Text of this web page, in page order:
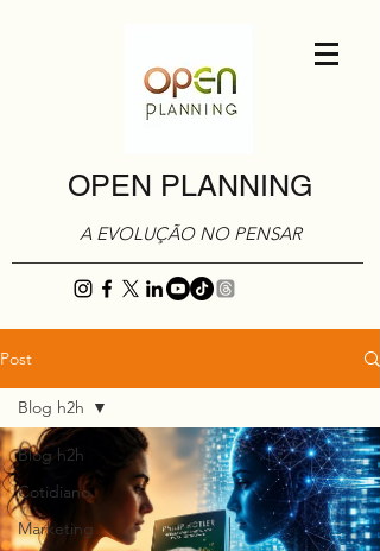
OPEN PLANNING
A EVOLUÇÃO NO PENSAR
Post
Blog h2h
Cotidiano
Marketing
Blog h2h